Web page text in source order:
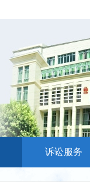
诉讼服务